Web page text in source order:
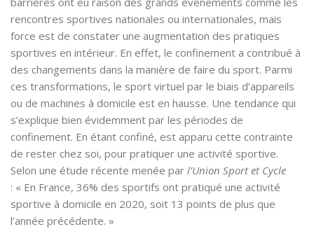
rencontres sportives nationales ou internationales, mais
force est de constater une augmentation des pratiques
sportives en intérieur. En effet, le confinement a contribué à
des changements dans la manière de faire du sport. Parmi
ces transformations, le sport virtuel par le biais d’appareils
ou de machines à domicile est en hausse. Une tendance qui
s’explique bien évidemment par les périodes de
confinement. En étant confiné, est apparu cette contrainte
de rester chez soi, pour pratiquer une activité sportive.
Selon une étude récente menée par l’Union Sport et Cycle
: « En France, 36% des sportifs ont pratiqué une activité
sportive à domicile en 2020, soit 13 points de plus que
l’année précédente. »